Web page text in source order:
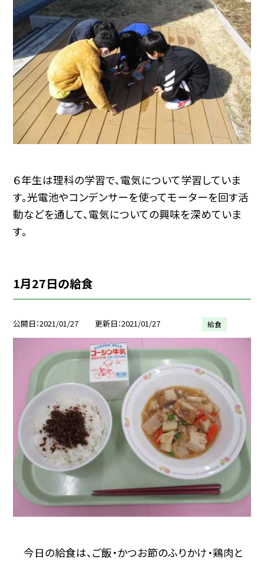
６年生は理科の学習で、電気について学習していま
す。光電池やコンデンサーを使ってモーターを回す活
動などを通して、電気についての興味を深めていま
す。
1月27日の給食
公開日 2021/01/27 更新日 2021/01/27 給食
今日の給食は、ご飯・かつお節のふりかけ・鶏肉と